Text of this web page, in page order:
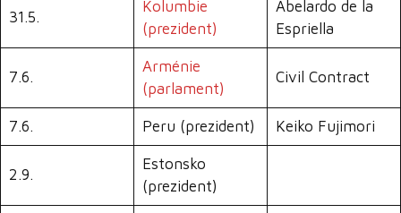
31.5.
Kolumbie
(prezident)
Abelardo de la
Espriella
7.6.
Arménie
(parlament)
Civil Contract
7.6. Peru (prezident) Keiko Fujimori
2.9.
Estonsko
(prezident)